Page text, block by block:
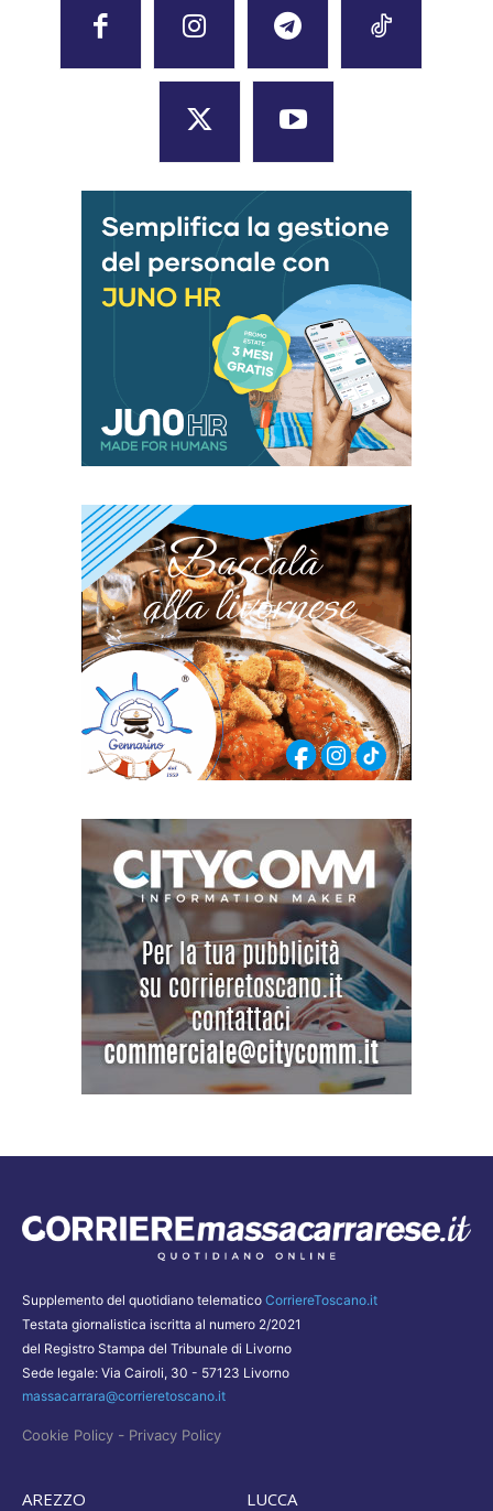
Supplemento del quotidiano telematico CorriereToscano.it
Testata giornalistica iscritta al numero 2/2021
del Registro Stampa del Tribunale di Livorno
Sede legale: Via Cairoli, 30 - 57123 Livorno
massacarrara@corrieretoscano.it
Cookie Policy - Privacy Policy
AREZZO LUCCA